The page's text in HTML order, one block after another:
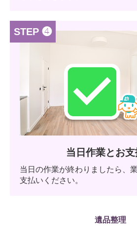
STEP ❹
当日作業とお
当日の作業が終わりましたら、
支払いください。
遺品整理